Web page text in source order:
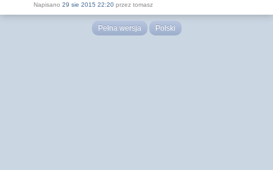
Napisano 29 sie 2015 22:20 przez tomasz
Pełna wersja Polski